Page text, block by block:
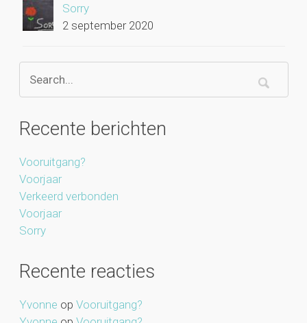
Sorry
2 september 2020
Recente berichten
Vooruitgang?
Voorjaar
Verkeerd verbonden
Voorjaar
Sorry
Recente reacties
Yvonne op Vooruitgang?